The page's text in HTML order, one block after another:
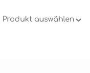
Produkt auswählen